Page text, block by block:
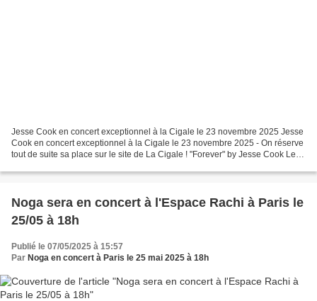
Jesse Cook en concert exceptionnel à la Cigale le 23 novembre 2025 Jesse
Cook en concert exceptionnel à la Cigale le 23 novembre 2025 - On réserve
tout de suite sa place sur le site de La Cigale ! "Forever" by Jesse Cook Les
Noga sera en concert à l'Espace Rachi à Paris le
25/05 à 18h
Publié le 07/05/2025 à 15:57
Par Noga en concert à Paris le 25 mai 2025 à 18h